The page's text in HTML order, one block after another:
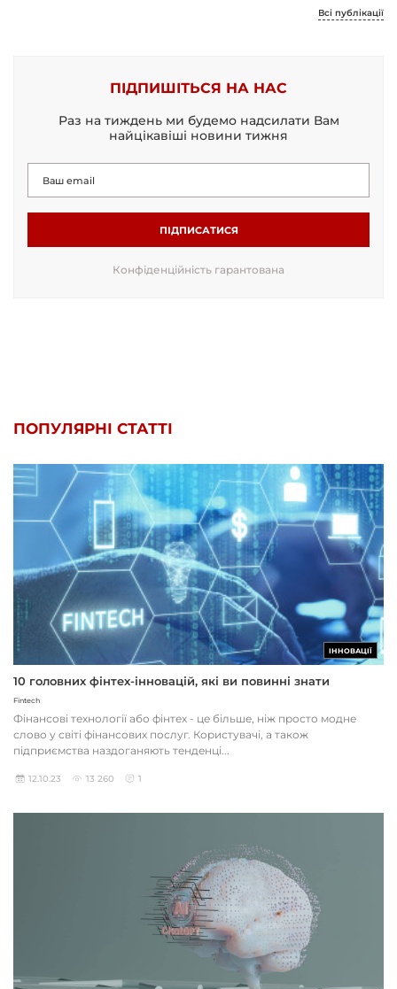
Всі публікації
ПІДПИШІТЬСЯ НА НАС
Раз на тиждень ми будемо надсилати Вам
найцікавіші новини тижня
ПІДПИСАТИСЯ
Конфіденційність гарантована
ПОПУЛЯРНІ СТАТТІ
ІННОВАЦІЇ
10 головних фінтех-інновацій, які ви повинні знати
Fintech
Фінансові технології або фінтех - це більше, ніж просто модне
слово у світі фінансових послуг. Користувачі, а також
підприємства наздоганяють тенденці...
12.10.23 13 260 1